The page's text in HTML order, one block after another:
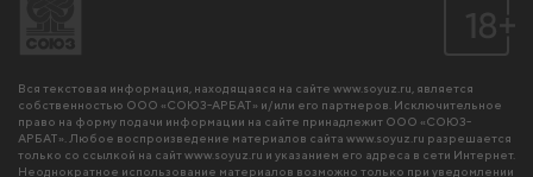
Вся текстовая информация, находящаяся на сайте www.soyuz.ru , является
собственностью ООО «СОЮЗ-АРБАТ» и/или его партнеров. Исключительное
право на форму подачи информации на сайте принадлежит ООО «СОЮЗ-
АРБАТ». Любое воспроизведение материалов сайта www.soyuz.ru разрешается
только со ссылкой на сайтwww.soyuz.ru и указанием его адреса в сети Интернет.
Неоднократное использование материалов возможно только при уведомлении